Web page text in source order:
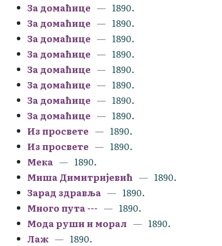
За домаћице
1890.
За домаћице
1890.
За домаћице
1890.
За домаћице
1890.
За домаћице
1890.
За домаћице
1890.
За домаћице
1890.
За домаћице
1890.
Из просвете
1890.
Из просвете
1890.
Мека
1890.
Миша Димитријевић
1890.
Зарад здравља
1890.
Много пута ---
1890.
Мода руши и морал
1890.
Лаж
1890.